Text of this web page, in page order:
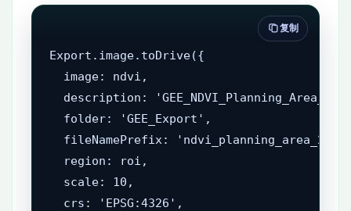
Export.image.toDrive({
  image: ndvi,
description:
  folder: 'GEE_Export',
fileNamePrefix:
  region: roi,
  scale: 10,
  crs: 'EPSG:4326',
复制